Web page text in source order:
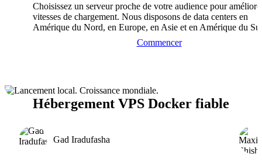
Choisissez un serveur proche de votre audience pour
vitesses de chargement. Nous disposons de data centers en
Amérique du Nord, en Europe, en Asie et en Amérique du
Commencer
Hébergement VPS Docker fiable
Gad Iradufasha